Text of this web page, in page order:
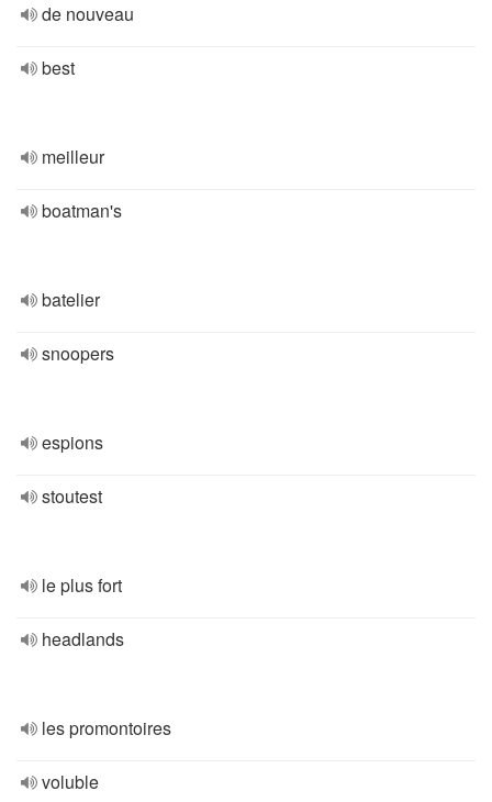
de nouveau
best
meilleur
boatman's
batelier
snoopers
espions
stoutest
le plus fort
headlands
les promontoires
voluble